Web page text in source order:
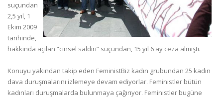
suçundan
2,5 yıl, 1
Ekim 2009
tarihinde,
hakkında açılan “cinsel saldırı” suçundan, 15 yıl 6 ay ceza almıştı.
Konuyu yakından takip eden FeministBiz kadın grubundan 25 kadın
dava duruşmalarını izlemeye devam ediyorlar. Feministler bütün
kadınları duruşmalarda bulunmaya çağırıyor. Feministler bugüne